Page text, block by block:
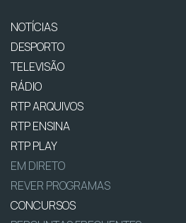
NOTÍCIAS
DESPORTO
TELEVISÃO
RÁDIO
RTP ARQUIVOS
RTP ENSINA
RTP PLAY
EM DIRETO
REVER PROGRAMAS
CONCURSOS